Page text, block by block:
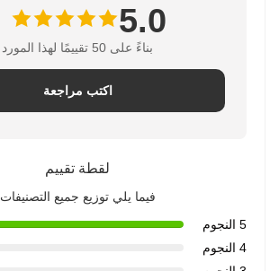
5.0
بناءً على 50 تقييمًا لهذا المورد
اكتب مراجعة
لقطة تقييم
فيما يلي توزيع جميع التصنيفات
5 النجوم
4 النجوم